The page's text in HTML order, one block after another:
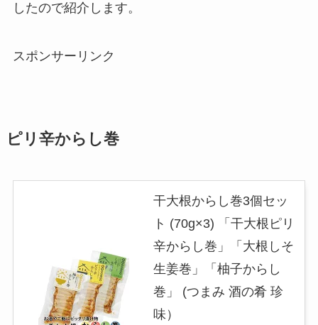
したので紹介します。
スポンサーリンク
ピリ辛からし巻
干大根からし巻3個セッ
ト (70g×3) 「干大根ピリ
辛からし巻」「大根しそ
生姜巻」「柚子からし
巻」 (つまみ 酒の肴 珍
味）